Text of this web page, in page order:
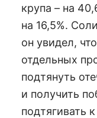
крупа – на
на 16,5%.
он увидел,
отдельных
подтянуть
и получить
подтягивать